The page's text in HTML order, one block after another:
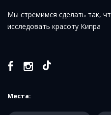
Мы стремимся сделать так,
исследовать красоту Кипра
Места: